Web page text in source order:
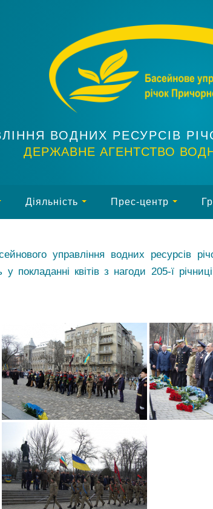
ВОДНИХ РЕСУРСІВ
ДЕРЖАВНЕ АГЕНТСТВО
Діяльність Прес-центр
управління водних ресурсів
покладанні квітів з нагоди 205-ї